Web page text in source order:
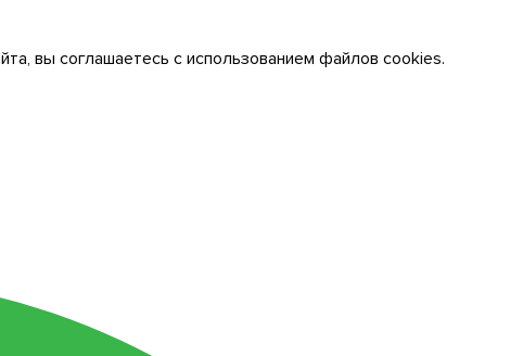
вы соглашаетесь с использованием файлов cookies.